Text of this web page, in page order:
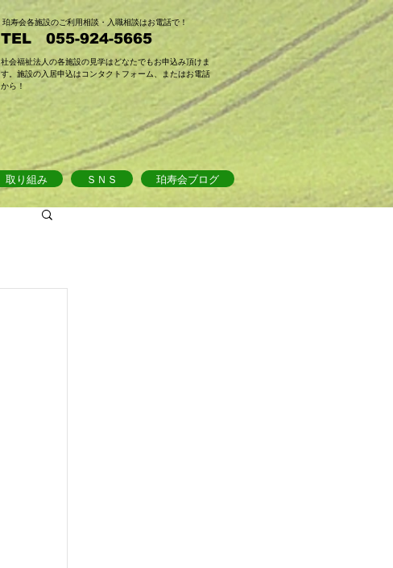
​珀寿会各施設のご利用相談・入職相談はお電話で！
TEL 055-924-5665
​社会福祉法人の各施設の見学はどなたでもお申込み頂けま
す。施設の入居申込はコンタクトフォーム、またはお電話
から！
取り組み ＳＮＳ 珀寿会ブログ